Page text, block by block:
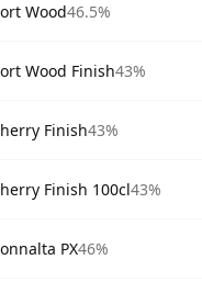
Wood46.5%
Wood Finish43%
Finish43%
Finish 100cl43%
PX46%